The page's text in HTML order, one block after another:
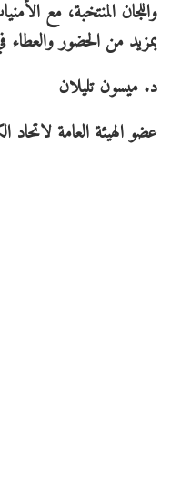
واللجان المنتخبة، مع
بمزيد من الحضور والعطاء
د. ميسون تليلان
عضو الهيئة العامة لاتحاد